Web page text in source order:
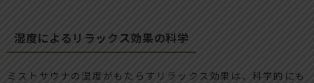
湿度によるリラックス効果の科学
ミストサウナの湿度がもたらすリラックス効果は、科学的にも